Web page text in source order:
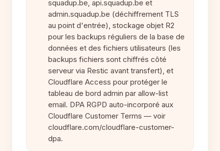
squadup.be, api.squadup.be et
admin.squadup.be (déchiffrement TLS
au point d'entrée), stockage objet R2
pour les backups réguliers de la base de
données et des fichiers utilisateurs (les
backups fichiers sont chiffrés côté
serveur via Restic avant transfert), et
Cloudflare Access pour protéger le
tableau de bord admin par allow-list
email. DPA RGPD auto-incorporé aux
Cloudflare Customer Terms — voir
cloudflare.com/cloudflare-customer-
dpa.